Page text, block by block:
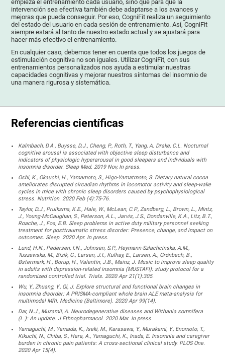
empieza el entrenamiento cada usuario, sino que para que la
intervención sea efectiva también debe adaptarse a los avances y
mejoras que pueda conseguir. Por eso, CogniFit realiza un seguimiento
del estado del usuario en cada sesión de entrenamiento. Así, CogniFit
siempre estará al tanto de nuestro estado actual y se ajustará para
hacer más efectivo el entrenamiento.
En cualquier caso, debemos tener en cuenta que todos los juegos de
estimulación cognitiva no son iguales. Utilizar CogniFit, con sus
entrenamientos personalizados nos ayuda a estimular nuestras
capacidades cognitivas y mejorar nuestros síntomas del insomnio de
una manera rigurosa y sistemática.
Referencias científicas
Kalmbach, D.A., Buysse, D.J., Cheng, P., Roth, T., Yang, A. Drake, C.L. Nocturnal
cognitive arousal is associated with objective sleep disturbance and
indicators of physiologic hyperarousal in good sleepers and individuals with
insomnia disorder. Sleep Med. 2019 Nov, In press.
Oshi, K., Okauchi, H., Yamamoto, S., Higo-Yamatmoto, S. Dietary natural cocoa
ameliorates disrupted circadian rhythms in locomotor activity and sleep-wake
cycles in mice with chronic sleep disorders caused by psychophysiological
stress. Nutrition. 2020 Feb (4):75-76.
Taylor, D.J., Pruiksma, K.E., Hale, W., McLean, C.P., Zandberg, L., Brown, L., Mintz,
J., Young-McCaughan, S., Peterson, A.L., Jarvis, J.S., Dondanville, K.A., Litz, B.T.,
Roache, J., Foa, E.B. Sleep problems in active duty military personnel seeking
treatment for posttraumatic stress disorder: Presence, change, and impact on
outcomes. Sleep. 2020 Apr. In press.
Lund, H.N., Pedersen, I.N., Johnsen, S.P., Heymann-Szlachcinska, A.M.,
Tuszewska, M., Bizik, G., Larsen, J.I., Kulhay, E., Larsen, A., Grønbech, B.,
Østermark, H., Borup, H., Valentin, J.B., Mainz, J. Music to improve sleep quality
in adults with depression-related insomnia (MUSTAFI): study protocol for a
randomized controlled trial. Trials. 2020 Apr 21(1):305.
Wu, Y., Zhuang, Y., Qi, J. Explore structural and functional brain changes in
insomnia disorder: A PRISMA-compliant whole brain ALE meta-analysis for
multimodal MRI. Medicine (Baltimore). 2020 Apr 99(14).
Dar, N.J., Muzamil, A. Neurodegenerative diseases and Withania somnifera
(L.): An update. J Ethnopharmacol. 2020 Mar. In press.
Yamaguchi, M., Yamada, K., Iseki, M., Karasawa, Y., Murakami, Y., Enomoto, T.,
Kikuchi, N., Chiba, S., Hara, A., Yamaguchi, K., Inada, E. Insomnia and caregiver
burden in chronic pain patients: A cross-sectional clinical study. PLOS One.
2020 Apr 15(4).